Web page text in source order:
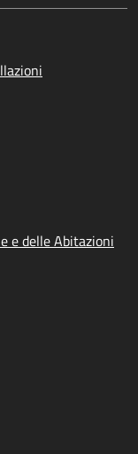
e delle Abitazioni